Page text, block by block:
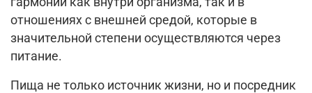
отношениях с внешней средой, которые в
значительной степени осуществляются через
питание.
Пища не только источник жизни, но и посредник